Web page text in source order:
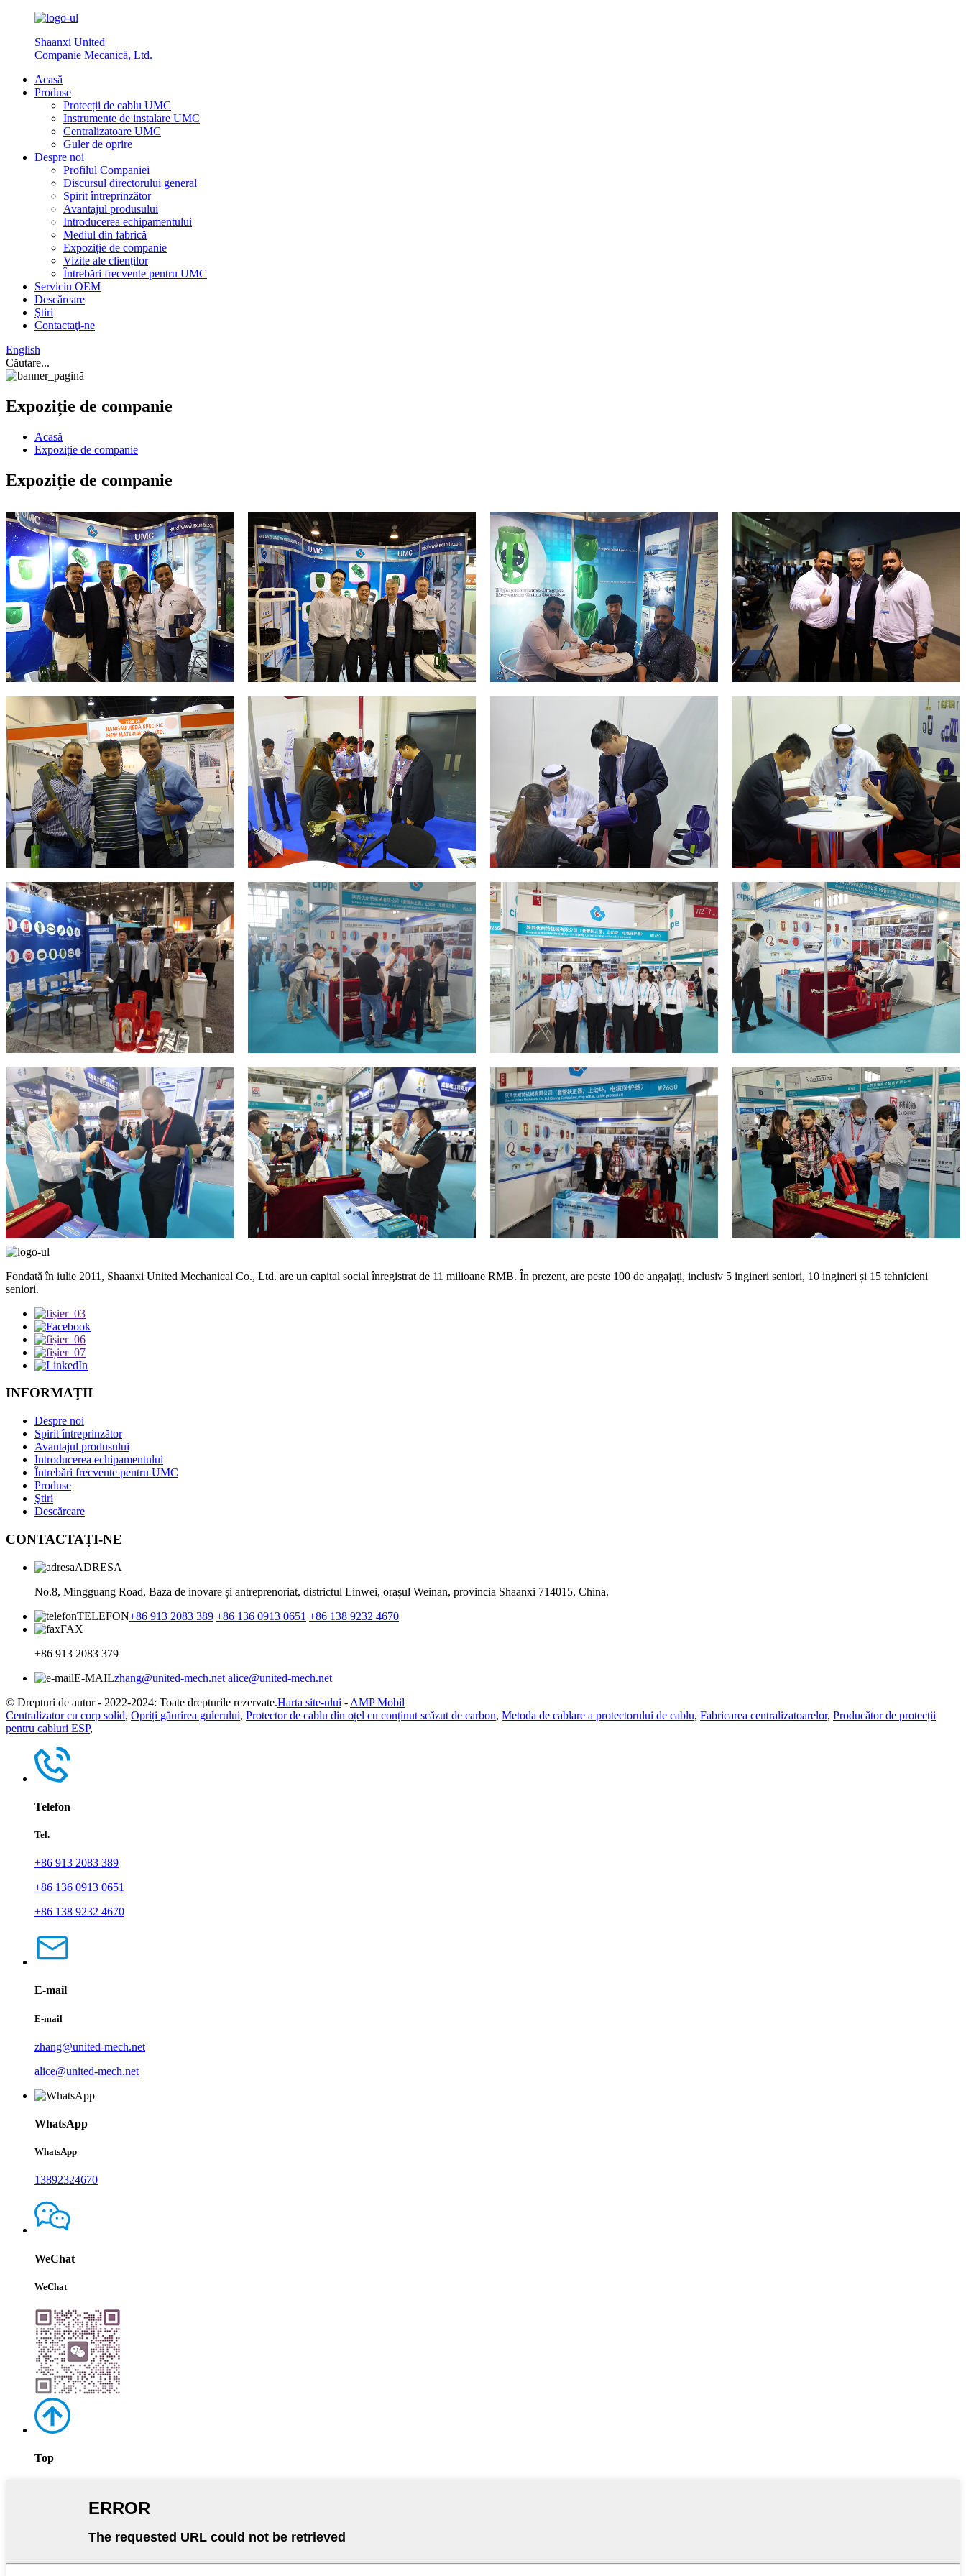
Shaanxi United
Companie Mecanică, Ltd.
Acasă
Produse
Protecții de cablu UMC
Instrumente de instalare UMC
Centralizatoare UMC
Guler de oprire
Despre noi
Profilul Companiei
Discursul directorului general
Spirit întreprinzător
Avantajul produsului
Introducerea echipamentului
Mediul din fabrică
Expoziție de companie
Vizite ale clienților
Întrebări frecvente pentru UMC
Serviciu OEM
Descărcare
Ştiri
Contactaţi-ne
English
Căutare...
Expoziție de companie
Acasă
Expoziție de companie
Expoziție de companie
Fondată în iulie 2011, Shaanxi United Mechanical Co., Ltd. are un capital social înregistrat de 11 milioane RMB. În prezent, are peste 100 de angajați, inclusiv 5 ingineri seniori, 10 ingineri și 15 tehnicieni
seniori.
INFORMAŢII
Despre noi
Spirit întreprinzător
Avantajul produsului
Introducerea echipamentului
Întrebări frecvente pentru UMC
Produse
Ştiri
Descărcare
CONTACTAȚI-NE
ADRESA
No.8, Mingguang Road, Baza de inovare și antreprenoriat, districtul Linwei, orașul Weinan, provincia Shaanxi 714015, China.
TELEFON+86 913 2083 389 +86 136 0913 0651 +86 138 9232 4670
FAX
+86 913 2083 379
E-MAILzhang@united-mech.net alice@united-mech.net
© Drepturi de autor - 2022-2024: Toate drepturile rezervate.Harta site-ului - AMP Mobil
Centralizator cu corp solid, Opriți găurirea gulerului, Protector de cablu din oțel cu conținut scăzut de carbon, Metoda de cablare a protectorului de cablu, Fabricarea centralizatoarelor, Producător de protecții
pentru cabluri ESP,
Telefon
Tel.
+86 913 2083 389
+86 136 0913 0651
+86 138 9232 4670
E-mail
E-mail
zhang@united-mech.net
alice@united-mech.net
WhatsApp
WhatsApp
13892324670
WeChat
WeChat
Top